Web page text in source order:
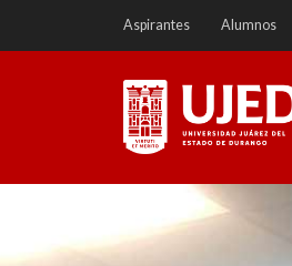
a
Aspirantes Alumnos
Universidad Juárez del
Estado de Durango